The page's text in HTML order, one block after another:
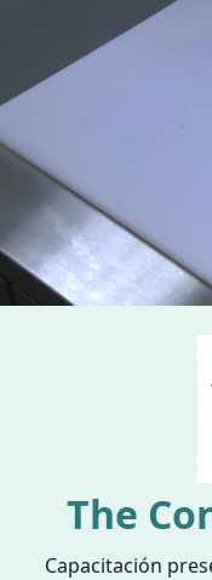
The
Capacitación